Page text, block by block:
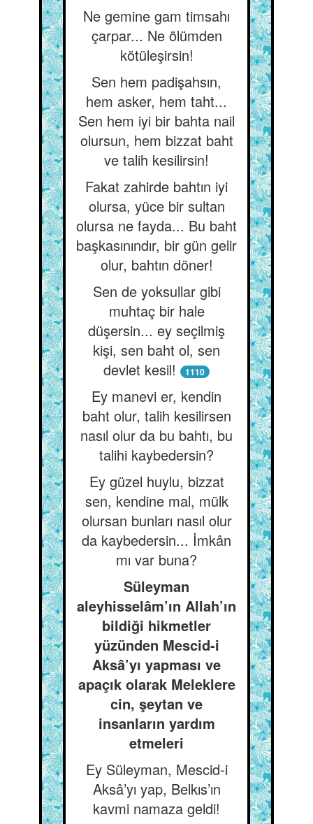
Ne gemine gam timsahı
çarpar... Ne ölümden
kötüleşirsin!
Sen hem padişahsın,
hem asker, hem taht...
Sen hem iyi bir bahta nail
olursun, hem bizzat baht
ve talih kesilirsin!
Fakat zahirde bahtın iyi
olursa, yüce bir sultan
olursa ne fayda... Bu baht
başkasınındır, bir gün gelir
olur, bahtın döner!
Sen de yoksullar gibi
muhtaç bir hale
düşersin... ey seçilmiş
kişi, sen baht ol, sen
devlet kesil!
1110
Ey manevi er, kendin
baht olur, talih kesilirsen
nasıl olur da bu bahtı, bu
talihi kaybedersin?
Ey güzel huylu, bizzat
sen, kendine mal, mülk
olursan bunları nasıl olur
da kaybedersin... İmkân
mı var buna?
Süleyman
aleyhisselâm’ın Allah’ın
bildiği hikmetler
yüzünden Mescid-i
Aksâ’yı yapması ve
apaçık olarak Meleklere
cin, şeytan ve
insanların yardım
etmeleri
Ey Süleyman, Mescid-i
Aksâ’yı yap, Belkıs’ın
kavmi namaza geldi!